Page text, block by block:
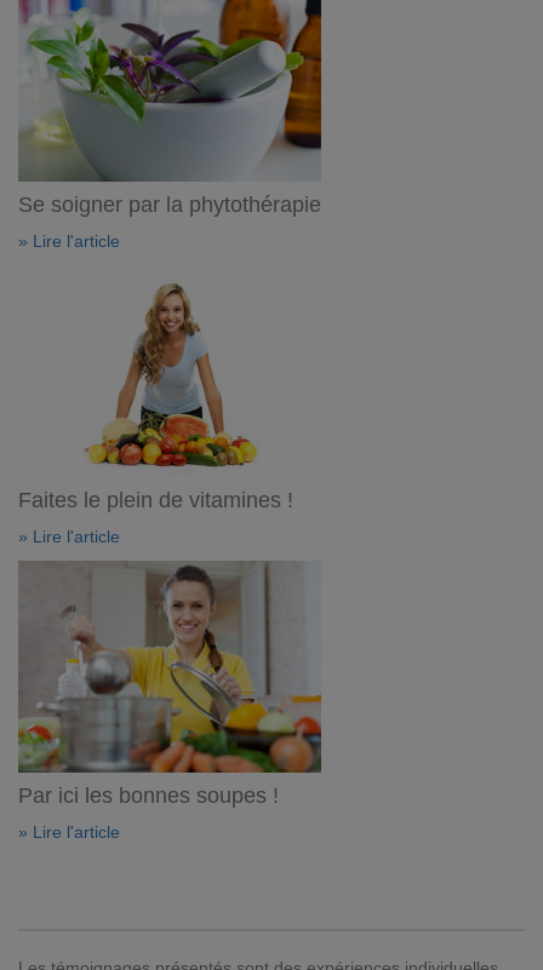
Se soigner par la phytothérapie
» Lire l'article
Faites le plein de vitamines !
» Lire l'article
Par ici les bonnes soupes !
» Lire l'article